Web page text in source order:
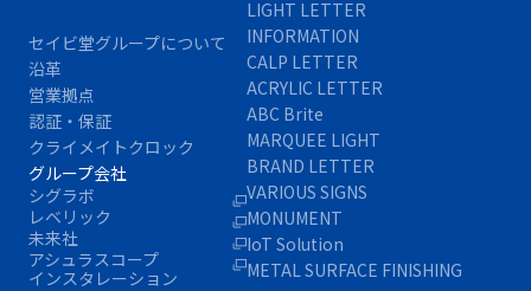
セイビ堂グループについて
沿革
営業拠点
認証・保証
クライメイトクロック
グループ会社
シグラボ
レベリック
未来社
アシュラスコープ
インスタレーション
LIGHT LETTER
INFORMATION
CALP LETTER
ACRYLIC LETTER
ABC Brite
MARQUEE LIGHT
BRAND LETTER
VARIOUS SIGNS
MONUMENT
IoT Solution
METAL SURFACE FINISHING